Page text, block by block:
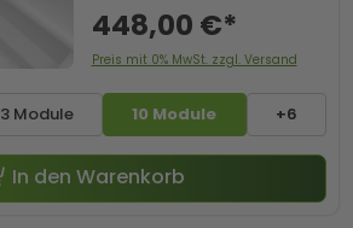
3 Module 10 Module +6
448,00 €*
Preis mit 0% MwSt. zzgl. Versand
In den Warenkorb